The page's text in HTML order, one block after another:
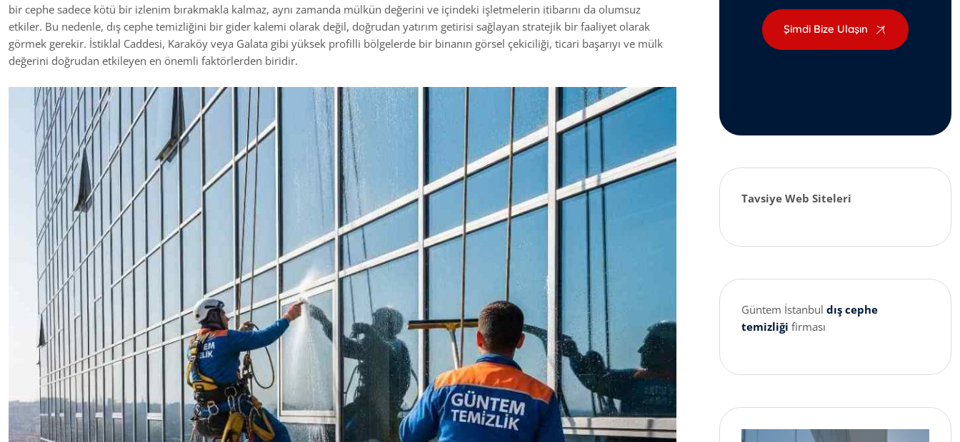
bir cephe sadece kötü bir izlenim bırakmakla kalmaz, aynı zamanda mülkün değerini ve içindeki işletmelerin itibarını da olumsuz
etkiler. Bu nedenle, dış cephe temizliğini bir gider kalemi olarak değil, doğrudan yatırım getirisi sağlayan stratejik bir faaliyet olarak
görmek gerekir. İstiklal Caddesi, Karaköy veya Galata gibi yüksek profilli bölgelerde bir binanın görsel çekiciliği, ticari başarıyı ve mülk
değerini doğrudan etkileyen en önemli faktörlerden biridir.
Şimdi Bize Ulaşın
Tavsiye Web Siteleri
Güntem İstanbul dış cephe
temizliği firması